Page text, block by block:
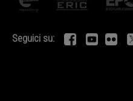
Seguici su: